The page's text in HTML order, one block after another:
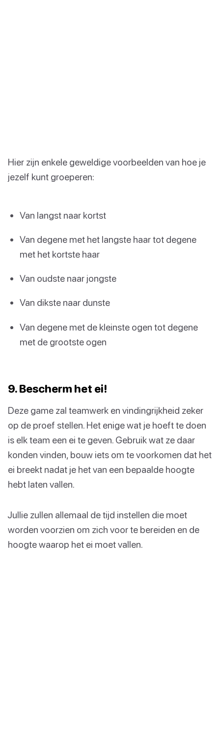
Hier zijn enkele geweldige voorbeelden van hoe je
jezelf kunt groeperen:
Van langst naar kortst
Van degene met het langste haar tot degene
met het kortste haar
Van oudste naar jongste
Van dikste naar dunste
Van degene met de kleinste ogen tot degene
met de grootste ogen
9. Bescherm het ei!
Deze game zal teamwerk en vindingrijkheid zeker
op de proef stellen. Het enige wat je hoeft te doen
is elk team een ei te geven. Gebruik wat ze daar
konden vinden, bouw iets om te voorkomen dat het
ei breekt nadat je het van een bepaalde hoogte
hebt laten vallen.
Jullie zullen allemaal de tijd instellen die moet
worden voorzien om zich voor te bereiden en de
hoogte waarop het ei moet vallen.